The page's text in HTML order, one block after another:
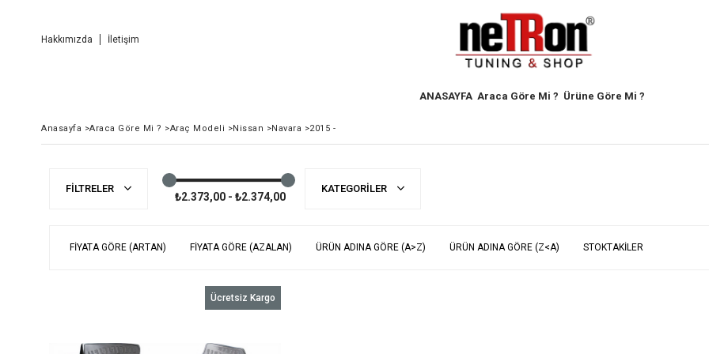
Hakkımızda İletişim
ANASAYFA Araca Göre Mi ? Ürüne Göre Mi ?
Anasayfa >Araca Göre Mi ? >Araç Modeli >Nissan >Navara >2015 -
FILTRELER
₺2.373,00 - ₺2.374,00
KATEGORILER
FIYATA GÖRE (ARTAN) FIYATA GÖRE (AZALAN) ÜRÜN ADINA GÖRE (A>Z) ÜRÜN ADINA GÖRE (Z<A) STOKTAKILER
Ücretsiz Kargo